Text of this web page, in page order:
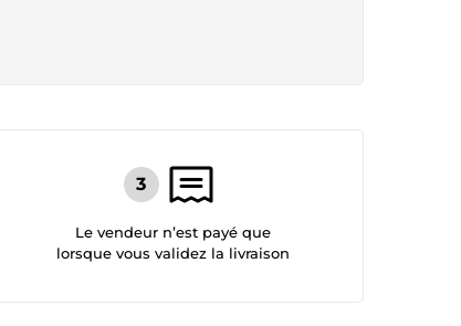
Le vendeur n’est payé que
lorsque vous validez la livraison